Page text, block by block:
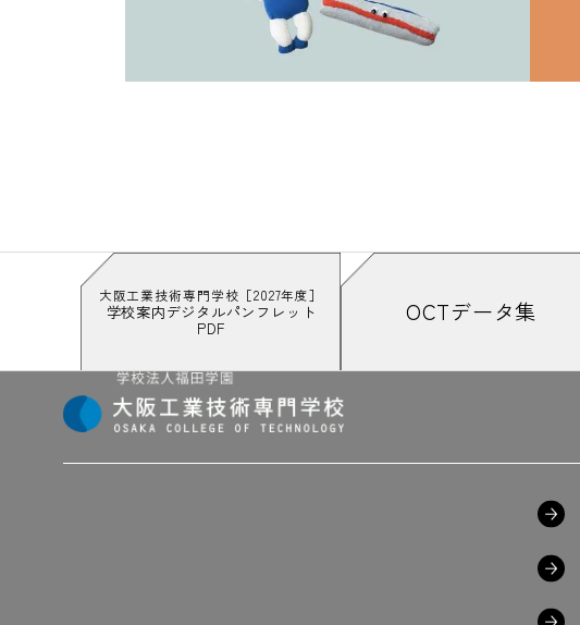
大阪工業技術専門学校［2027年度］
学校案内デジタルパンフレット
PDF
OCTデータ集